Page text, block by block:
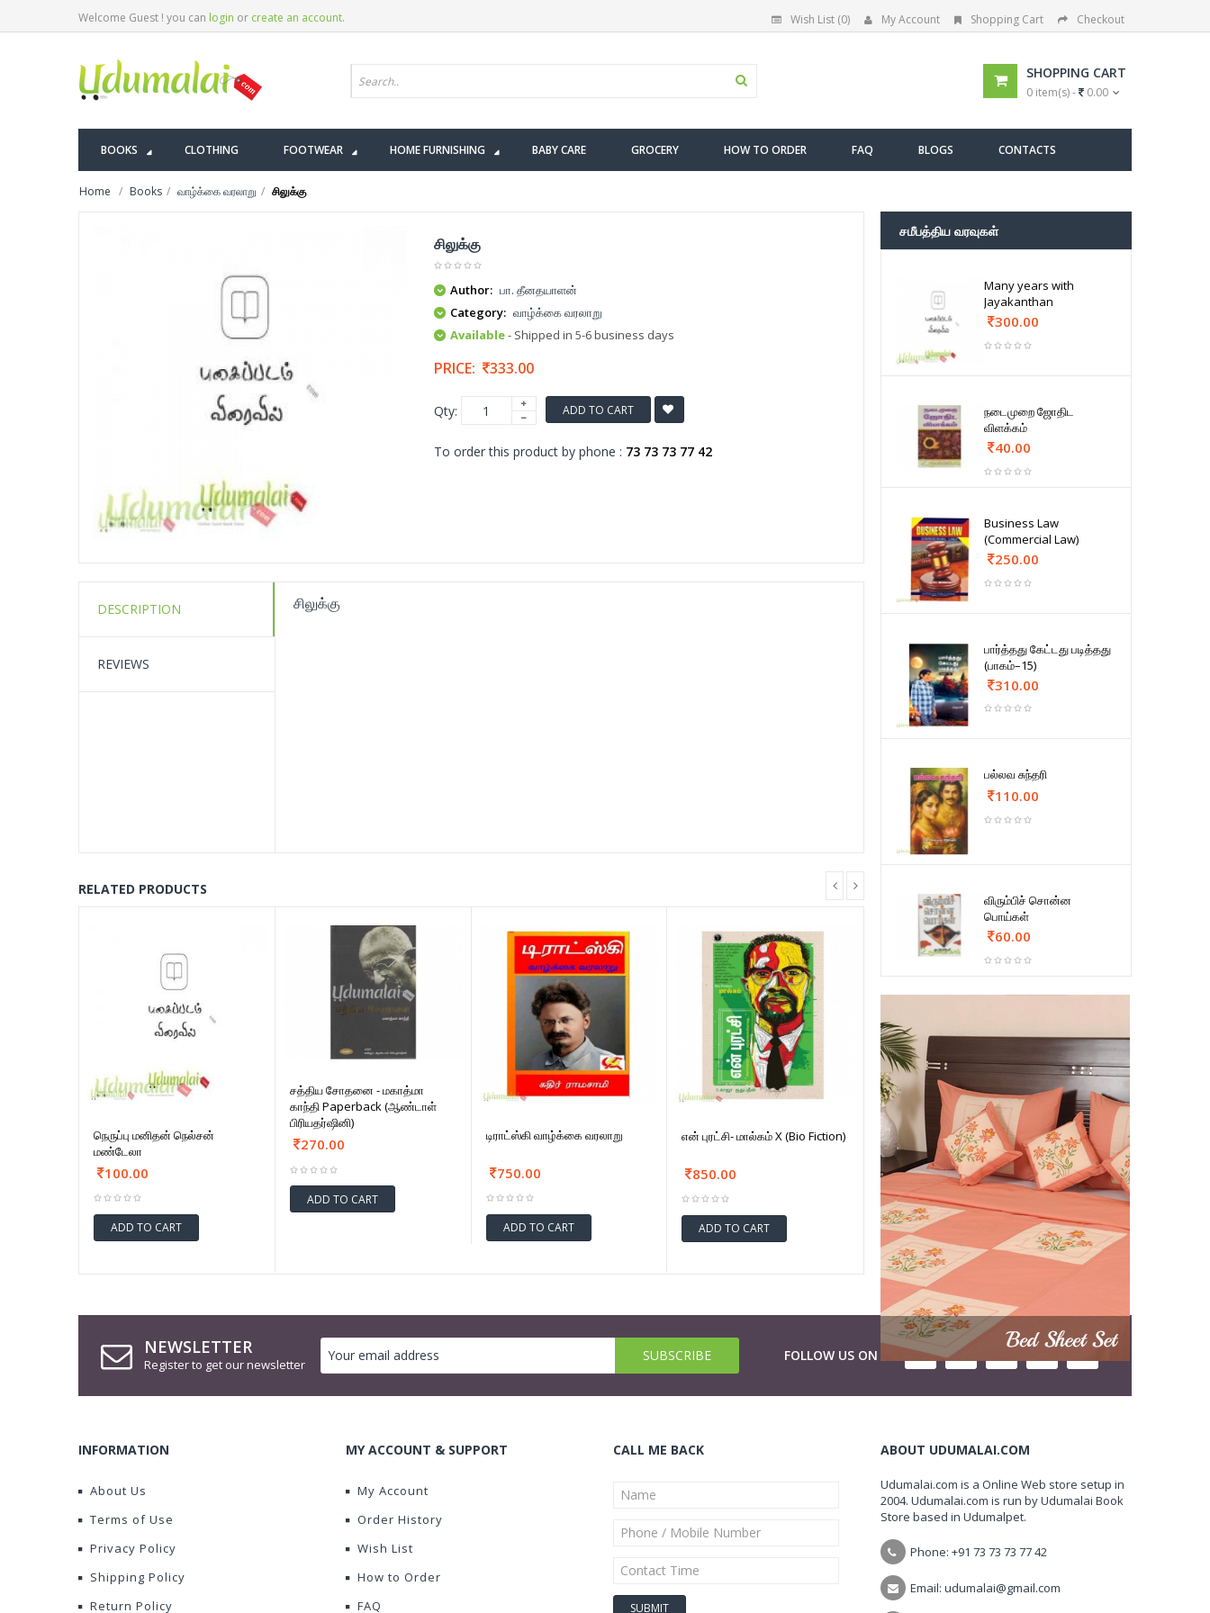
Welcome Guest ! you can login or create an account. Wish List (0) My Account Shopping Cart Checkout
SHOPPING CART
0 item(s) - 0.00
BOOKS CLOTHING FOOTWEAR HOME FURNISHING BABY CARE GROCERY HOW TO ORDER FAQ BLOGS CONTACTS
Home Books வாழ்க்கை வரலாறு சிலுக்கு
சிலுக்கு
Author: பா. தீனதயாளன்
Category: வாழ்க்கை வரலாறு
Available- Shipped in 5-6 business days
PRICE: 333.00
Qty: ADD TO CART
To order this product by phone : 73 73 73 77 42
DESCRIPTION
REVIEWS
சிலுக்கு
RELATED PRODUCTS
நெருப்பு மனிதன் நெல்சன்
மண்டேலா
100.00
ADD TO CART
சத்திய சோதனை - மகாத்மா
காந்தி Paperback (ஆண்டாள்
பிரியதர்ஷினி)
270.00
ADD TO CART
டிராட்ஸ்கி வாழ்க்கை வரலாறு
750.00
ADD TO CART
என் புரட்சி- மால்கம் X (Bio Fiction)
850.00
ADD TO CART
சமீபத்திய வரவுகள்
Many years with
Jayakanthan
300.00
நடைமுறை ஜோதிட
விளக்கம்
40.00
Business Law
(Commercial Law)
250.00
பார்த்தது கேட்டது படித்தது
(பாகம்–15)
310.00
பல்லவ சுந்தரி
110.00
விரும்பிச் சொன்ன
பொய்கள்
60.00
NEWSLETTER
Register to get our newsletter
FOLLOW US ON
INFORMATION
About Us
Terms of Use
Privacy Policy
Shipping Policy
Return Policy
MY ACCOUNT & SUPPORT
My Account
Order History
Wish List
How to Order
FAQ
CALL ME BACK ABOUT UDUMALAI.COM
Udumalai.com is a Online Web store setup in
2004. Udumalai.com is run by Udumalai Book
Store based in Udumalpet.
Phone: +91 73 73 73 77 42
Email: udumalai@gmail.com